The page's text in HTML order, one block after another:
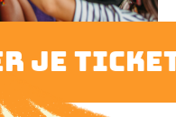
je ticket